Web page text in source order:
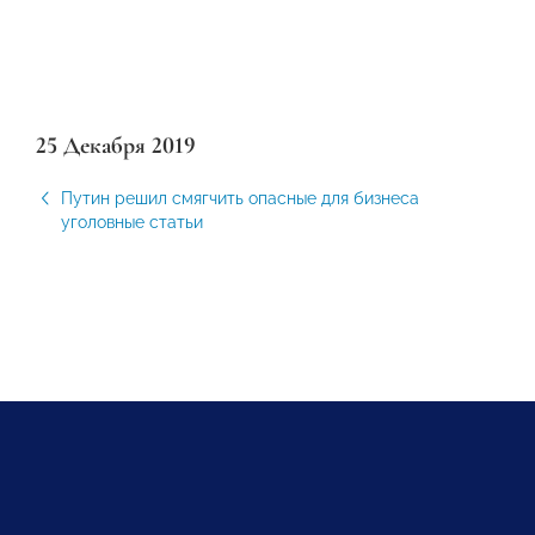
25 Декабря 2019
Путин решил смягчить опасные для бизнеса
уголовные статьи